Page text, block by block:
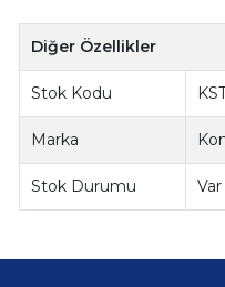
Diğer Özellikler
Stok Kodu
Marka
Stok Durumu Var